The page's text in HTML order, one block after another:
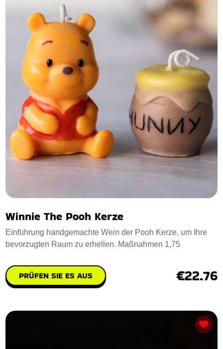
Winnie The Pooh Kerze
Einführung handgemachte Wein der Pooh Kerze, um Ihre
bevorzugten Raum zu erhellen. Maßnahmen 1,75
PRÜFEN SIE ES AUS €22.76